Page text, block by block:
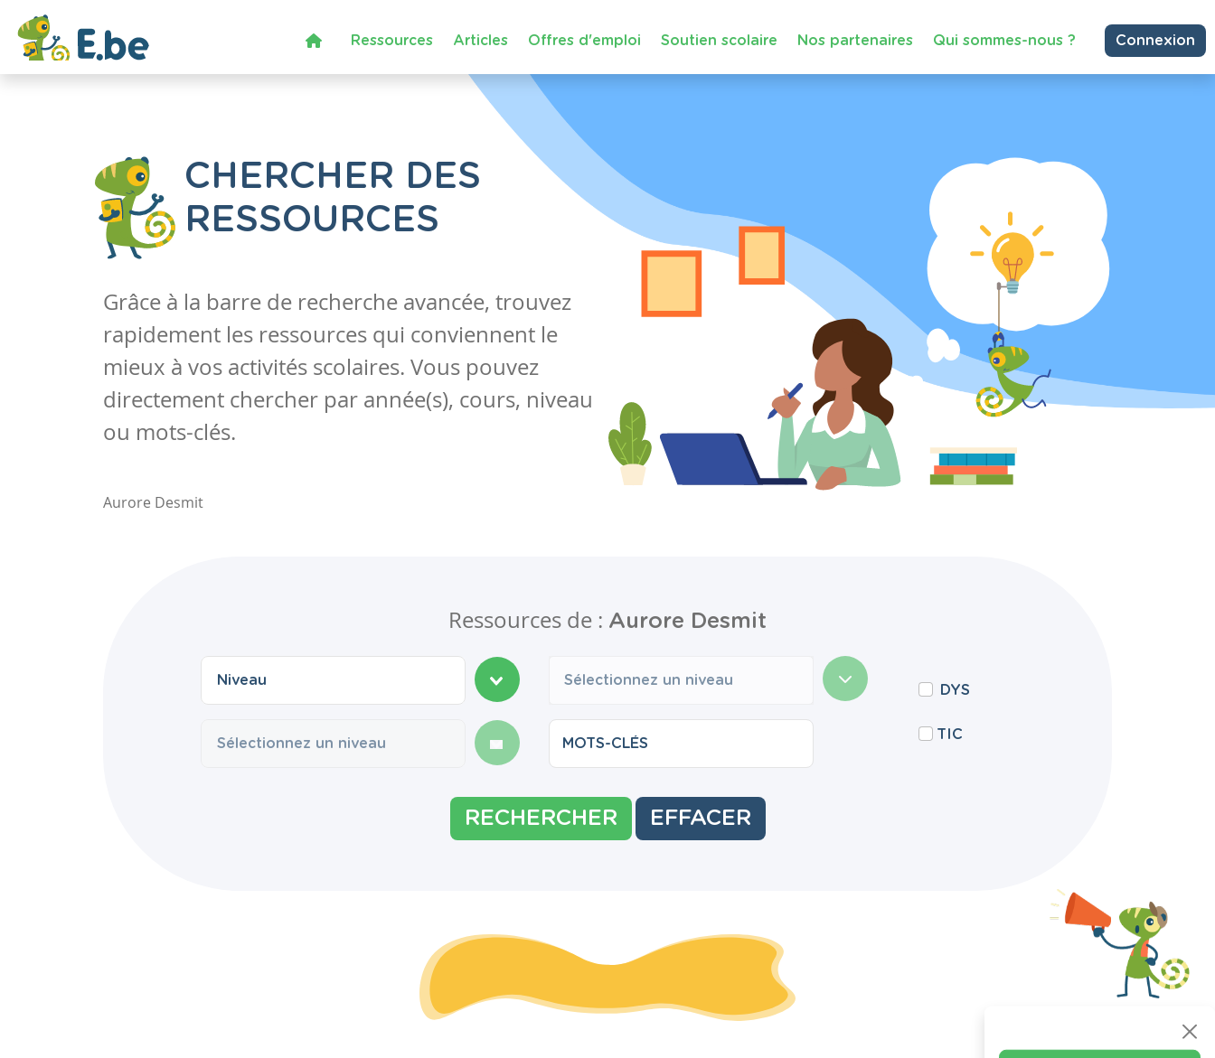
Ressources Articles Offres d'emploi Soutien scolaire Nos partenaires Qui sommes-nous ? Connexion
CHERCHER DES
RESSOURCES
Grâce à la barre de recherche avancée, trouvez
rapidement les ressources qui conviennent le
mieux à vos activités scolaires. Vous pouvez
directement chercher par année(s), cours, niveau
ou mots-clés.
Aurore Desmit
Ressources de : Aurore Desmit
Sélectionnez un niveau
DYS
TIC
RECHERCHER EFFACER